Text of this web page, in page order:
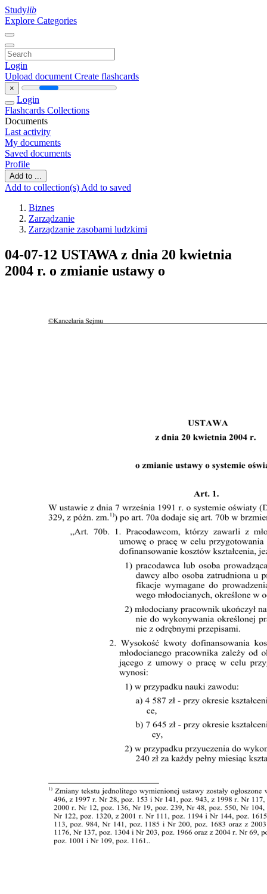
Studylib
Explore Categories
Login
Upload document Create flashcards
×
Login
Flashcards Collections
Documents
Last activity
My documents
Saved documents
Profile
Add to ...
Add to collection(s) Add to saved
Biznes
Zarządzanie
Zarządzanie zasobami ludzkimi
04-07-12 USTAWA z dnia 20 kwietnia
2004 r. o zmianie ustawy o